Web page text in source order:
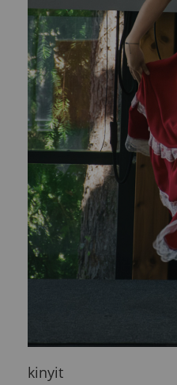
kinyit